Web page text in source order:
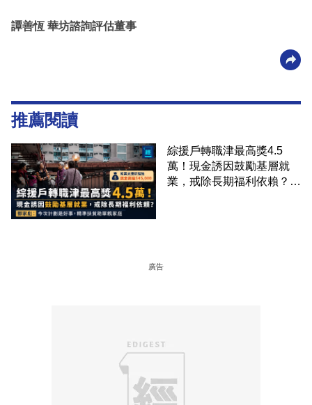
譚善恆 華坊諮詢評估董事
推薦閱讀
綜援戶轉職津最高獎4.5
萬！現金誘因鼓勵基層就
業，戒除長期福利依賴？鄧
廣告